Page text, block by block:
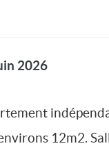
2026
12m2.